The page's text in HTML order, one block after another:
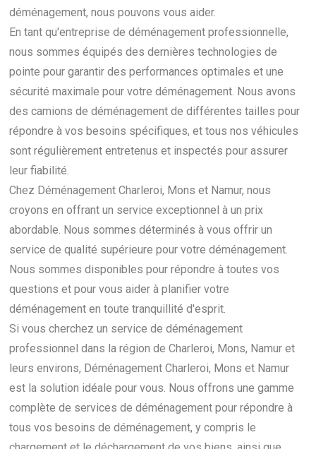
déménagement, nous pouvons vous aider.
En tant qu'entreprise de déménagement professionnelle,
nous sommes équipés des dernières technologies de
pointe pour garantir des performances optimales et une
sécurité maximale pour votre déménagement. Nous avons
des camions de déménagement de différentes tailles pour
répondre à vos besoins spécifiques, et tous nos véhicules
sont régulièrement entretenus et inspectés pour assurer
leur fiabilité.
Chez Déménagement Charleroi, Mons et Namur, nous
croyons en offrant un service exceptionnel à un prix
abordable. Nous sommes déterminés à vous offrir un
service de qualité supérieure pour votre déménagement.
Nous sommes disponibles pour répondre à toutes vos
questions et pour vous aider à planifier votre
déménagement en toute tranquillité d'esprit.
Si vous cherchez un service de déménagement
professionnel dans la région de Charleroi, Mons, Namur et
leurs environs, Déménagement Charleroi, Mons et Namur
est la solution idéale pour vous. Nous offrons une gamme
complète de services de déménagement pour répondre à
tous vos besoins de déménagement, y compris le